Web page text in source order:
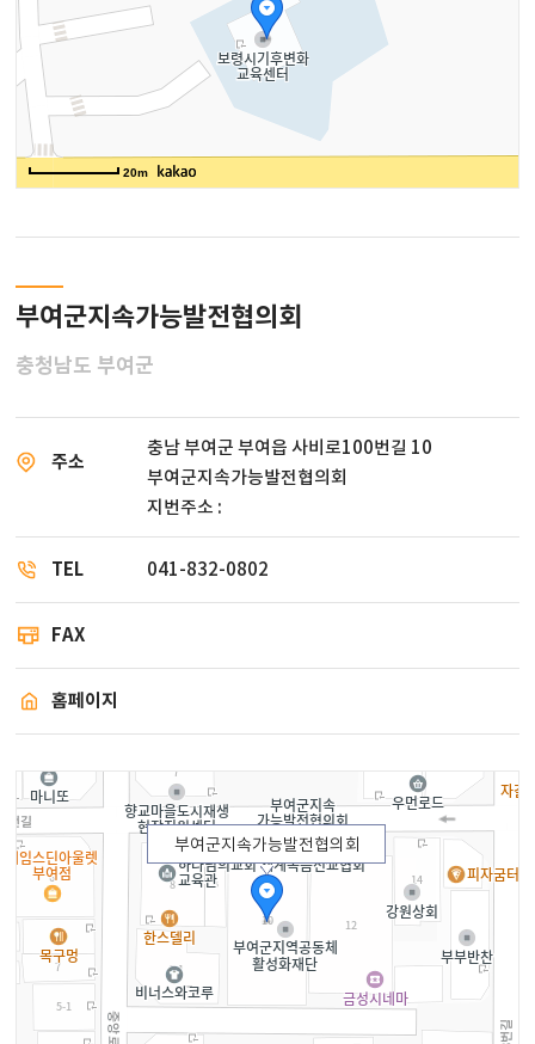
20m
부여군지속가능발전협의회
충청남도 부여군
주소
충남 부여군 부여읍 사비로100번길 10
부여군지속가능발전협의회
지번주소 :
TEL 041-832-0802
FAX
홈페이지
부여군지속가능발전협의회